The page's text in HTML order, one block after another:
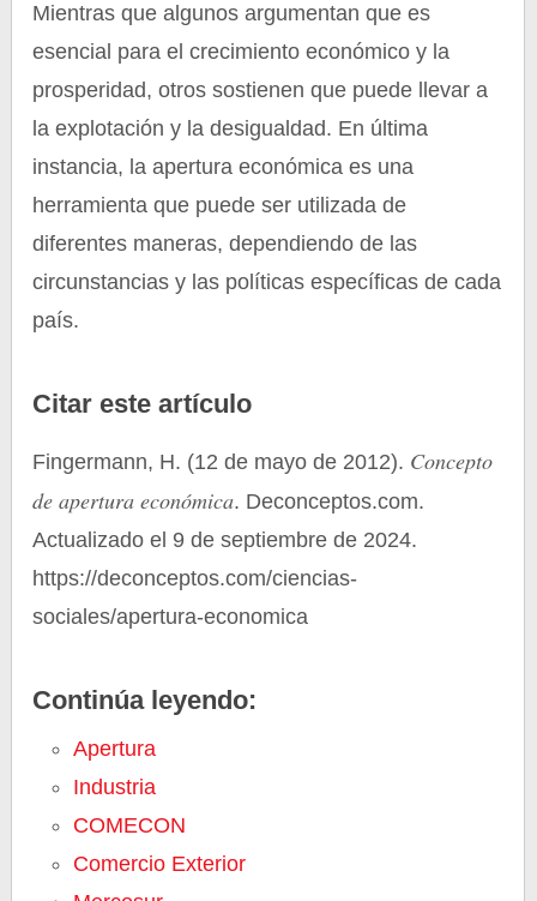
Mientras que algunos argumentan que es
esencial para el crecimiento económico y la
prosperidad, otros sostienen que puede llevar a
la explotación y la desigualdad. En última
instancia, la apertura económica es una
herramienta que puede ser utilizada de
diferentes maneras, dependiendo de las
circunstancias y las políticas específicas de cada
país.
Citar este artículo
Fingermann, H. (12 de mayo de 2012). Concepto
de apertura económica. Deconceptos.com.
Actualizado el 9 de septiembre de 2024.
https://deconceptos.com/ciencias-
sociales/apertura-economica
Continúa leyendo:
Apertura
Industria
COMECON
Comercio Exterior